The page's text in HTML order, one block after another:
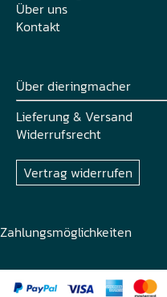
Über uns
Kontakt
Über dieringmacher
Lieferung & Versand
Widerrufsrecht
Vertrag widerrufen
Zahlungsmöglichkeiten